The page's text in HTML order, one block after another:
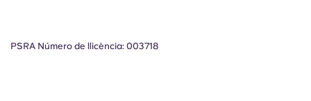
PSRA Número de llicència: 003718